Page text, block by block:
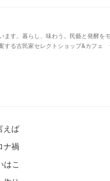
ます。暮らし、味わう。民藝と発酵を
する古民家セレクトショップ&カフェ
えば
ナ禍
はこ